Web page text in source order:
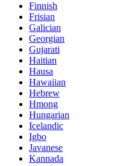
Finnish
Frisian
Galician
Georgian
Gujarati
Haitian
Hausa
Hawaiian
Hebrew
Hmong
Hungarian
Icelandic
Igbo
Javanese
Kannada